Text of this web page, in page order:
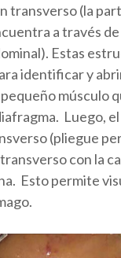
transverso (la
a través
Estas
identificar y
músculo
Luego,
(pliegue
con la
Esto permite